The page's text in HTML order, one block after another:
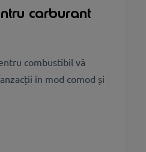
carburant
combustibil vă
în mod comod și